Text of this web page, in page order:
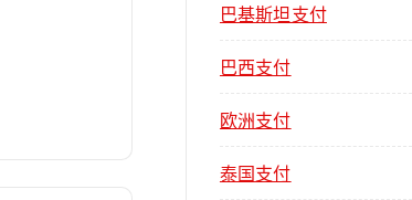
巴基斯坦支付
巴西支付
欧洲支付
泰国支付